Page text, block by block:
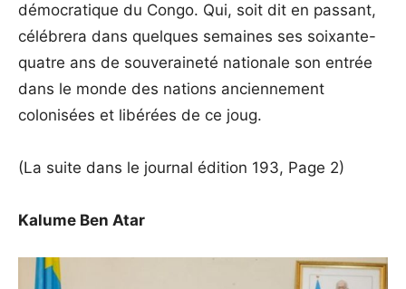
démocratique du Congo. Qui, soit dit en passant,
célébrera dans quelques semaines ses soixante-
quatre ans de souveraineté nationale son entrée
dans le monde des nations anciennement
colonisées et libérées de ce joug.
(La suite dans le journal édition 193, Page 2)
Kalume Ben Atar